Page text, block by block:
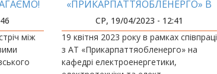
між
«ПРИКАРПАТТЯОБЛЕНЕРГО» В
ДІЇ
СР, 19/04/2023 - 12:41
19 квітня 2023 року в рамках співпраці
з АТ «Прикарпаттяобленерго» на
кафедрі електроенергетики,